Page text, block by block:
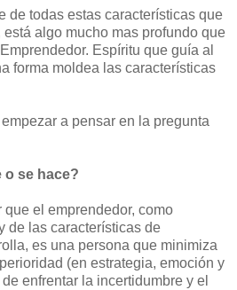
de todas estas características que
algo mucho mas profundo que
Espíritu que guía al
forma moldea las características
a pensar en la pregunta
o se hace?
el emprendedor, como
de las características de
es una persona que minimiza
(en estrategia, emoción y
enfrentar la incertidumbre y el